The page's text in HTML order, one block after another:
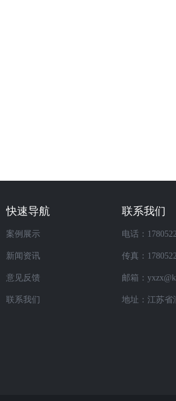
快速导航
案例展示
新闻资讯
意见反馈
联系我们
联系我们
电话：
传真：
邮箱：
地址：江苏省